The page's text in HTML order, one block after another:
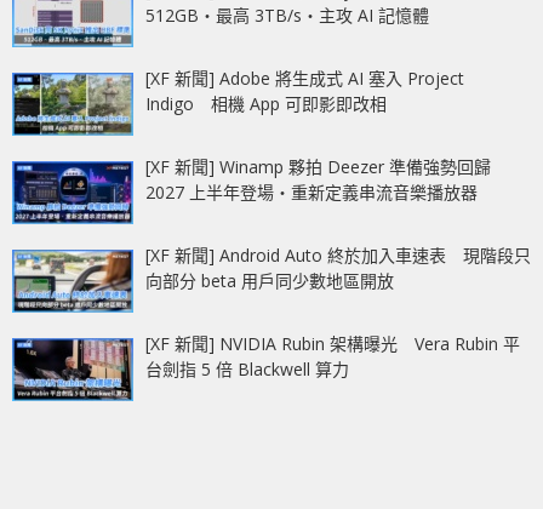
512GB‧最高 3TB/s‧主攻 AI 記憶體
[XF 新聞] Adobe 將生成式 AI 塞入 Project
Indigo 相機 App 可即影即改相
[XF 新聞] Winamp 夥拍 Deezer 準備強勢回歸
2027 上半年登場‧重新定義串流音樂播放器
[XF 新聞] Android Auto 終於加入車速表 現階段只
向部分 beta 用戶同少數地區開放
[XF 新聞] NVIDIA Rubin 架構曝光 Vera Rubin 平
台劍指 5 倍 Blackwell 算力